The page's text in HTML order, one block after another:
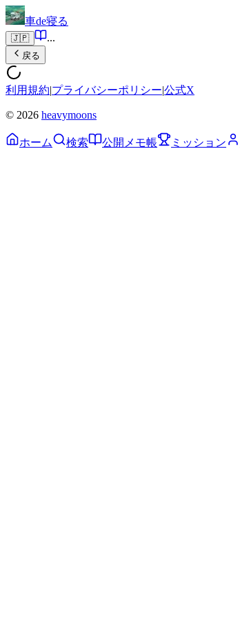
車de寝る
🇯🇵 ...
戻る
利用規約|プライバシーポリシー|公式X
© 2026 heavymoons
ホーム 検索 公開メモ帳 ミッション